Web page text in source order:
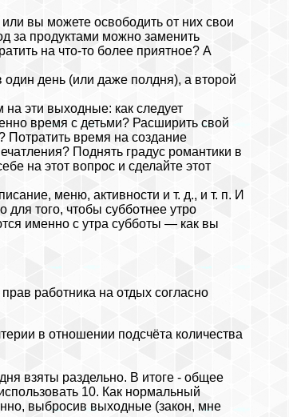
вы можете освободить от них свои
за продуктами можно заменить
на что-то более приятное? А
день (или даже полдня), а второй
эти выходные: как следует
время с детьми? Расширить свой
Потратить время на создание
Поднять градус романтики в
на этот вопрос и сделайте этот
меню, активности и т. д., и т. п. И
того, чтобы субботнее утро
именно с утра субботы — как вы
работника на отдых согласно
в отношении подсчёта количества
взяты раздельно. В итоге - общее
10. Как нормальный
выбросив выходные (закон, мне